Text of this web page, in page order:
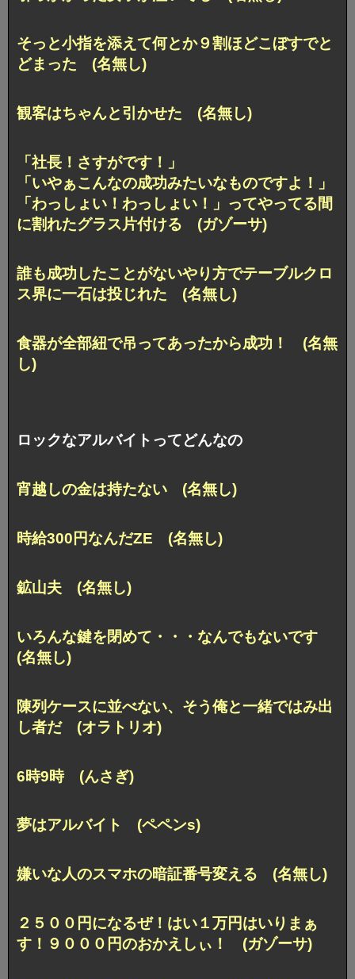
そっと小指を添えて何とか９割ほどこぼすでと
どまった (名無し)
観客はちゃんと引かせた (名無し)
「社長！さすがです！」
「いやぁこんなの成功みたいなものですよ！」
「わっしょい！わっしょい！」ってやってる間
に割れたグラス片付ける (ガゾーサ)
誰も成功したことがないやり方でテーブルクロ
ス界に一石は投じれた (名無し)
食器が全部紐で吊ってあったから成功！ (名無
し)
ロックなアルバイトってどんなの
宵越しの金は持たない (名無し)
時給300円なんだZE (名無し)
鉱山夫 (名無し)
いろんな鍵を閉めて・・・なんでもないです
(名無し)
陳列ケースに並べない、そう俺と一緒ではみ出
し者だ (オラトリオ)
6時9時 (んさぎ)
夢はアルバイト (ペペンs)
嫌いな人のスマホの暗証番号変える (名無し)
２５００円になるぜ！はい１万円はいりまぁ
す！９０００円のおかえしぃ！ (ガゾーサ)